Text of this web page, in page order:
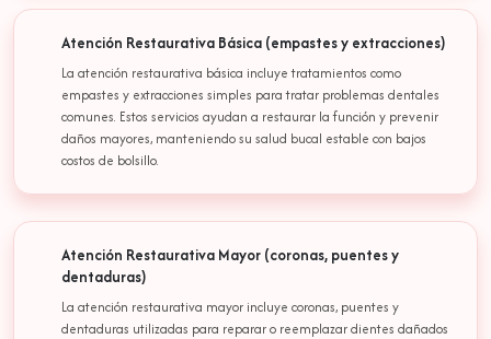
Atención Restaurativa Básica (empastes y extracciones)
La atención restaurativa básica incluye tratamientos como
empastes y extracciones simples para tratar problemas dentales
comunes. Estos servicios ayudan a restaurar la función y prevenir
daños mayores, manteniendo su salud bucal estable con bajos
costos de bolsillo.
Atención Restaurativa Mayor (coronas, puentes y
dentaduras)
La atención restaurativa mayor incluye coronas, puentes y
dentaduras utilizadas para reparar o reemplazar dientes dañados